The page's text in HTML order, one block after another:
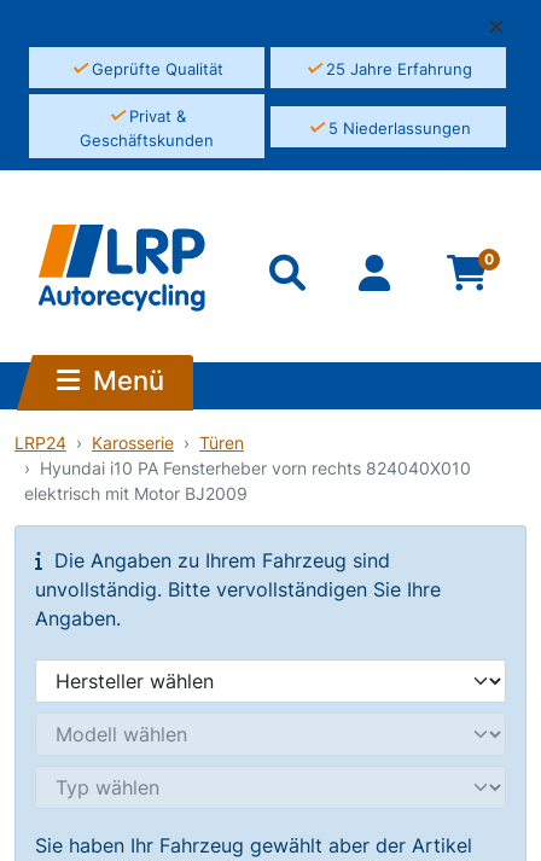
✓Geprüfte Qualität ✓25 Jahre Erfahrung
✓Privat &
Geschäftskunden
✓5 Niederlassungen
0
Menü
LRP24 Karosserie
Türen
Hyundai i10 PA Fensterheber vorn rechts 824040X010
elektrisch mit Motor BJ2009
Die Angaben zu Ihrem Fahrzeug sind
unvollständig. Bitte vervollständigen Sie Ihre
Angaben.
Sie haben Ihr Fahrzeug gewählt aber der Artikel